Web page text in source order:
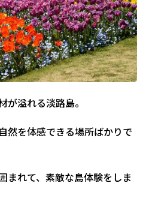
が溢れる淡路島。
然を体感できる場所ばかりで
まれて、素敵な島体験をしま